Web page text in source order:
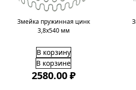
Змейка пружинная цинк
3,8х540 мм
В корзину
В корзине
2580.00 ₽